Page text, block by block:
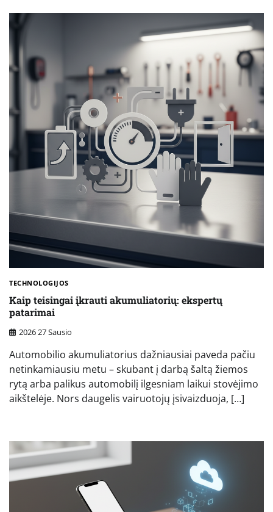
TECHNOLOGIJOS
Kaip teisingai įkrauti akumuliatorių: ekspertų
patarimai
2026 27 Sausio
Automobilio akumuliatorius dažniausiai paveda pačiu
netinkamiausiu metu – skubant į darbą šaltą žiemos
rytą arba palikus automobilį ilgesniam laikui stovėjimo
aikštelėje. Nors daugelis vairuotojų įsivaizduoja, […]